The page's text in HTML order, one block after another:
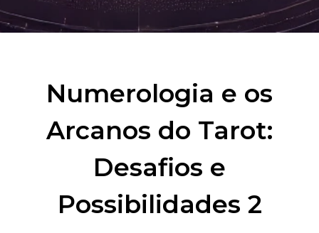
Numerologia e os
Arcanos do Tarot:
Desafios e
Possibilidades 2